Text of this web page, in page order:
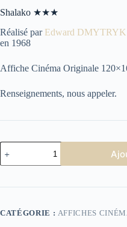
Shalako ★★★
Réalisé par Edward DMYTRYK
en 1968
Affiche Cinéma Originale
Renseignements, nous appeler.
quantité
de
Shalako
CATÉGORIE : AFFICHES